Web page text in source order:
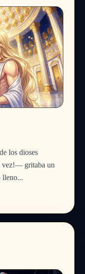
los dioses
vez!— gritaba un
lleno...